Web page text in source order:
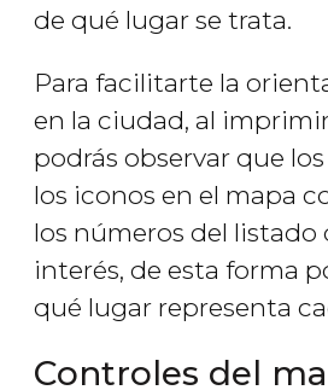
de qué lugar se trata.
Para facilitarte la
en la ciudad, al
podrás observar que
los iconos en el mapa
los números del listado
interés, de esta forma
qué lugar representa
Controles del